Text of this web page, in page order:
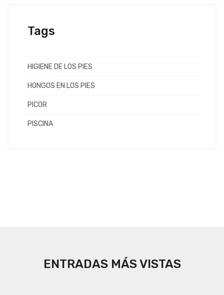
Tags
HIGIENE DE LOS PIES
HONGOS EN LOS PIES
PICOR
PISCINA
ENTRADAS MÁS VISTAS